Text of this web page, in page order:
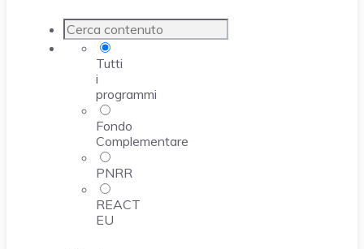
Tutti
i
programmi
Fondo
Complementare
PNRR
REACT
EU